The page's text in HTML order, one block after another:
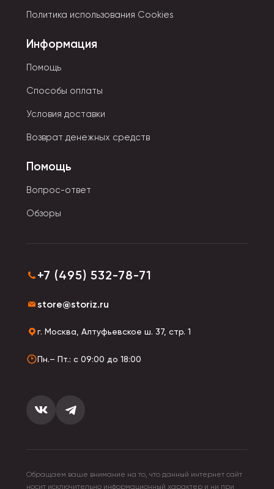
Политика использования Cookies
Информация
Помощь
Способы оплаты
Условия доставки
Возврат денежных средств
Помощь
Вопрос-ответ
Обзоры
+7 (495) 532-78-71
store@storiz.ru
г. Москва, Алтуфьевское ш. 37, стр. 1
Пн.– Пт.: с 09:00 до 18:00
Обращаем ваше внимание на то, что данный интернет сайт
носит исключительно информационный характер и ни при